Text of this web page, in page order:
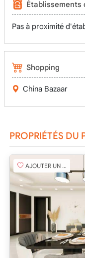
Établissements
Pas à proximité
Shopping
China Bazaar
PROPRIÉTÉS DU
AJOUTER UN FAVORI